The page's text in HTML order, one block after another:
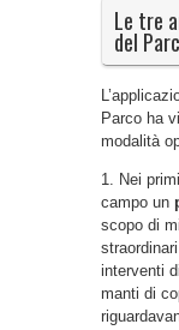
Le tre
del
Parco ha
modalità
1. Nei
campo un
scopo di
interventi
manti di